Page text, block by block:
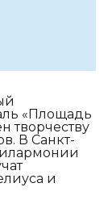
«Площадь
творчеству
В Санкт-
и